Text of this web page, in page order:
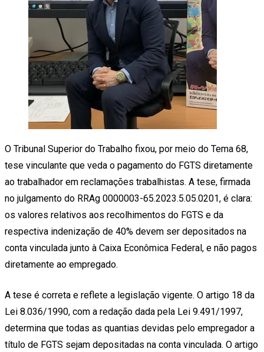
O Tribunal Superior do Trabalho fixou, por meio do Tema 68,
tese vinculante que veda o pagamento do FGTS diretamente
ao trabalhador em reclamações trabalhistas. A tese, firmada
no julgamento do RRAg 0000003-65.2023.5.05.0201, é clara:
os valores relativos aos recolhimentos do FGTS e da
respectiva indenização de 40% devem ser depositados na
conta vinculada junto à Caixa Econômica Federal, e não pagos
diretamente ao empregado.
A tese é correta e reflete a legislação vigente. O artigo 18 da
Lei 8.036/1990, com a redação dada pela Lei 9.491/1997,
determina que todas as quantias devidas pelo empregador a
título de FGTS sejam depositadas na conta vinculada. O artigo